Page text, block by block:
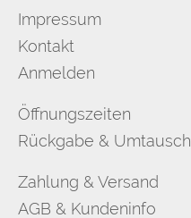
Impressum
Kontakt
Anmelden
Öffnungszeiten
Rückgabe & Umtausch
Zahlung & Versand
AGB & Kundeninfo